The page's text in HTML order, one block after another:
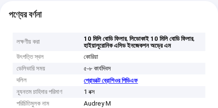
পণ্যের বর্ণনা
লক্ষণীয় করা 10 মিলি বোডি ফিলার,লিডোকাই 10 মিলি বোডি ফিলার,
হাইয়ালুরোনিক এসিড ইনজেকশন অড্রে এম
উৎপত্তি স্থল
কোরিয়া
ডেলিভারি সময়
৫-৮ কার্যদিবস
দলিল
প্রোডাক্ট ব্রোশিওর পিডিএফ
ন্যূনতম চাহিদার পরিমাণ
1 বক্স
পরিচিতিমুলক নাম
Audrey M